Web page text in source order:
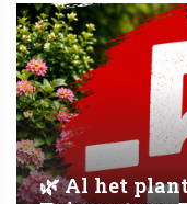
🌿 Al het